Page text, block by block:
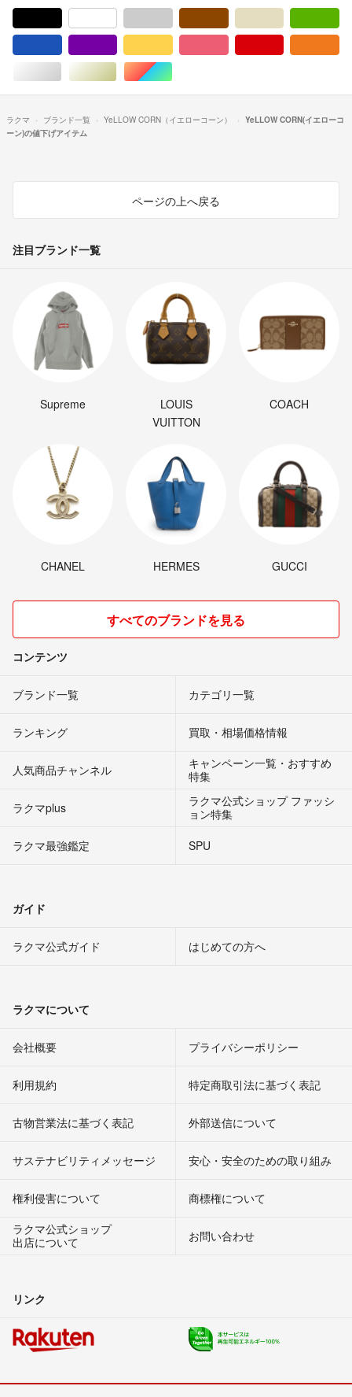
シルバー/銀色系ゴールド/金色系マルチカラー
ラクマ ブランド一覧 YeLLOW CORN（イエローコーン）
YeLLOW CORN(イエローコ
ーン)の値下げアイテム
ページの上へ戻る
注目ブランド一覧
Supreme
LOUIS
VUITTON
COACH
CHANEL HERMES GUCCI
すべてのブランドを見る
コンテンツ
ブランド一覧 カテゴリ一覧
ランキング 買取・相場価格情報
人気商品チャンネル
キャンペーン一覧・おすすめ
特集
ラクマplus
ラクマ公式ショップ ファッシ
ョン特集
ラクマ最強鑑定
SPU
ガイド
ラクマ公式ガイド はじめての方へ
ラクマについて
会社概要 プライバシーポリシー
利用規約 特定商取引法に基づく表記
古物営業法に基づく表記 外部送信について
サステナビリティメッセージ 安心・安全のための取り組み
権利侵害について
商標権について
ラクマ公式ショップ
出店について
お問い合わせ
リンク